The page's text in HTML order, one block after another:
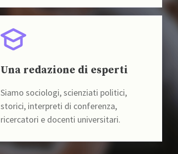
Una redazione di esperti
Siamo sociologi, scienziati politici,
storici, interpreti di conferenza,
ricercatori e docenti universitari.